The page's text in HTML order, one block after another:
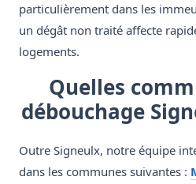
particulièrement dans les
un dégât non traité affecte
logements.
Quelles
débouchage
Outre Signeulx, notre équipe
dans les communes suivantes :